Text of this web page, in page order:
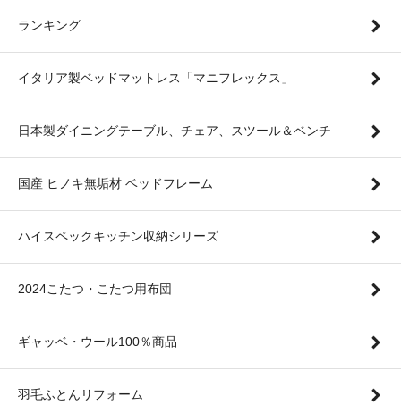
ランキング
イタリア製ベッドマットレス「マニフレックス」
日本製ダイニングテーブル、チェア、スツール＆ベンチ
国産 ヒノキ無垢材 ベッドフレーム
ハイスペックキッチン収納シリーズ
2024こたつ・こたつ用布団
ギャッベ・ウール100％商品
羽毛ふとんリフォーム